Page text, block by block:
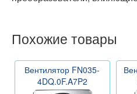
Похожие товары
Вентилятор FN035-
4DQ.0F.A7P2